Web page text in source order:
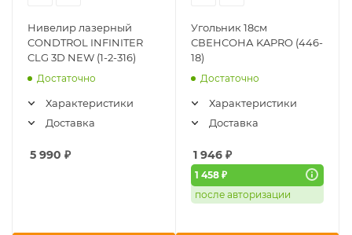
Нивелир лазерный
CONDTROL INFINITER
CLG 3D NEW (1-2-316)
Достаточно
Характеристики
Доставка
5 990 ₽
Угольник 18см
СВЕНСОНА KAPRO (446-
18)
Достаточно
Характеристики
Доставка
1 946 ₽
1 458 ₽
после авторизации